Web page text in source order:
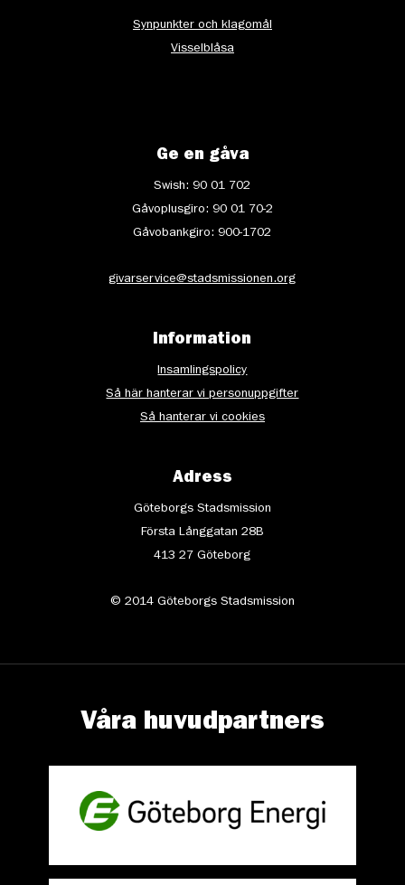
Synpunkter och klagomål
Visselblåsa
Ge en gåva
Swish: 90 01 702
Gåvoplusgiro: 90 01 70-2
Gåvobankgiro: 900-1702
givarservice@stadsmissionen.org
Information
Insamlingspolicy
Så här hanterar vi personuppgifter
Så hanterar vi cookies
Adress
Göteborgs Stadsmission
Första Långgatan 28B
413 27 Göteborg
© 2014 Göteborgs Stadsmission
Våra huvudpartners